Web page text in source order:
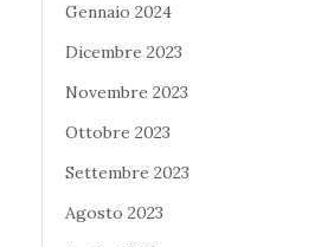
Gennaio 2024
Dicembre 2023
Novembre 2023
Ottobre 2023
Settembre 2023
Agosto 2023